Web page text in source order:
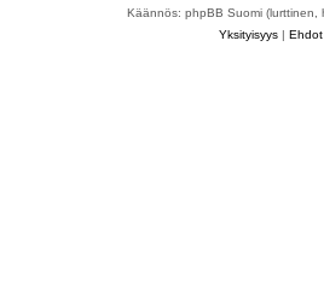
Käännös: phpBB Suomi (lurttinen,
Yksityisyys | Ehdot